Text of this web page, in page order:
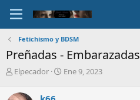
Fetichismo y BDSM
Preñadas - Embarazadas
A
t
Elpecador
F
Ene 9, 2023